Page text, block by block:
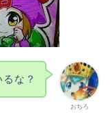
おちろ
な？